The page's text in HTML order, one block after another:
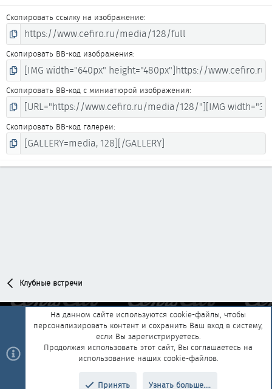
Скопировать ссылку на изображение
Скопировать BB-код изображения
Скопировать BB-код с миниатюрой изображения
Скопировать BB-код галереи
Клубные встречи
Обратная связь
Условия и правила
Политика конфиденциальности
Помощь Главная
R
®
На данном сайте используются cookie-файлы, чтобы
персонализировать контент и сохранить Ваш вход в систему,
если Вы зарегистрируетесь.
Продолжая использовать этот сайт, Вы соглашаетесь на
использование наших cookie-файлов.
Принять Узнать больше....